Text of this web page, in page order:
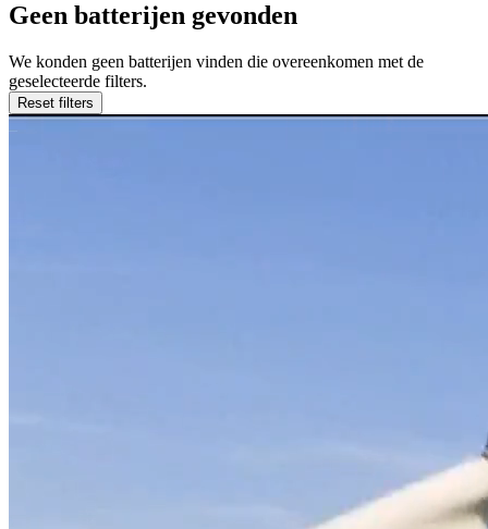
Geen batterijen gevonden
We konden geen batterijen vinden die overeenkomen met de
geselecteerde filters.
Reset filters